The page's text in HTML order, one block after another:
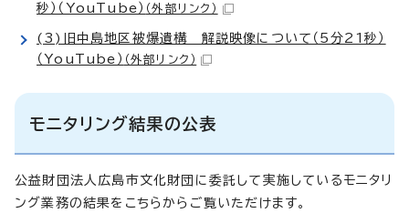
秒）（YouTube） （外部リンク）
(3)旧中島地区被爆遺構 解説映像について（5分21秒）
（YouTube） （外部リンク）
モニタリング結果の公表
公益財団法人広島市文化財団に委託して実施しているモニタリ
ング業務の結果をこちらからご覧いただけます。